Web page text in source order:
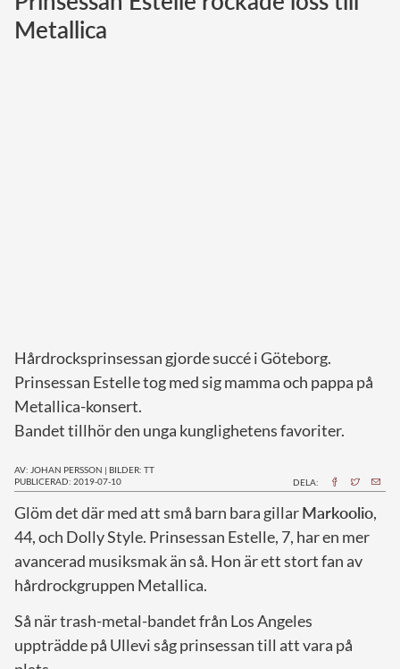
Metallica
Hårdrocksprinsessan gjorde succé i Göteborg.
Prinsessan Estelle tog med sig mamma och pappa på
Metallica-konsert.
Bandet tillhör den unga kunglighetens favoriter.
AV: JOHAN PERSSON | BILDER: TT
PUBLICERAD: 2019-07-10
DELA:
Glöm det där med att små barn bara gillarMarkoolio,
44, och Dolly Style. Prinsessan Estelle, 7, har en mer
avancerad musiksmak än så. Hon är ett stort fan av
hårdrockgruppen Metallica.
Så när trash-metal-bandet från Los Angeles
uppträdde på Ullevi såg prinsessan till att vara på